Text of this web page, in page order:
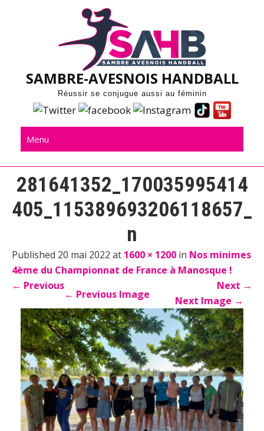
SAMBRE-AVESNOIS HANDBALL
Réussir se conjugue aussi au féminin
Menu
281641352_170035995414
405_115389693206118657_
n
Published 20 mai 2022 at 1600 × 1200 in Nos minimes
4ème du Championnat de France à Manosque !
← Previous Next →
← Previous Image Next Image →